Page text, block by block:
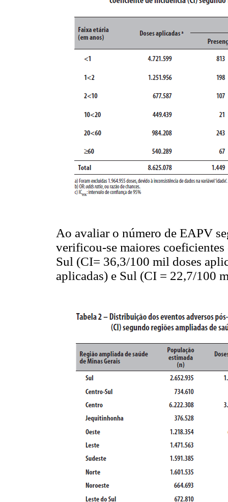
Ao avaliar o número de EAPV
verificou-se maiores
Sul (CI= 36,3/100 mil doses
aplicadas) e Sul (CI = 22,7/100